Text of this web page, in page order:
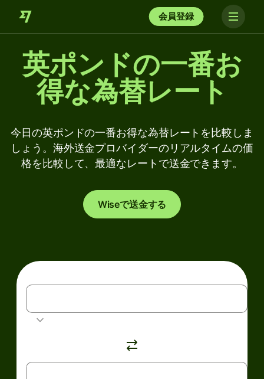
会員登録
英ポンドの一番お
得な為替レート
今日の英ポンドの一番お得な為替レートを比較しま
しょう。海外送金プロバイダーのリアルタイムの価
格を比較して、最適なレートで送金できます。
Wiseで送金する